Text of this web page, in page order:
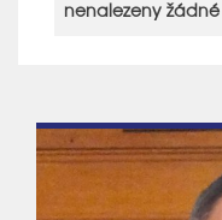
nenalezeny